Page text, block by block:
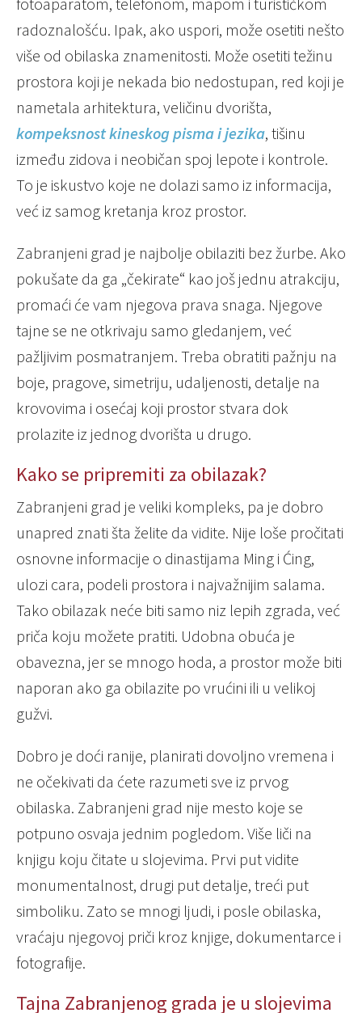
radoznalošću. Ipak, ako uspori, može osetiti nešto
više od obilaska znamenitosti. Može osetiti težinu
prostora koji je nekada bio nedostupan, red koji je
nametala arhitektura, veličinu dvorišta,
kompeksnost kineskog pisma i jezika, tišinu
između zidova i neobičan spoj lepote i kontrole.
To je iskustvo koje ne dolazi samo iz informacija,
već iz samog kretanja kroz prostor.
Zabranjeni grad je najbolje obilaziti bez žurbe. Ako
pokušate da ga „čekirate“ kao još jednu atrakciju,
promaći će vam njegova prava snaga. Njegove
tajne se ne otkrivaju samo gledanjem, već
pažljivim posmatranjem. Treba obratiti pažnju na
boje, pragove, simetriju, udaljenosti, detalje na
krovovima i osećaj koji prostor stvara dok
prolazite iz jednog dvorišta u drugo.
Kako se pripremiti za obilazak?
Zabranjeni grad je veliki kompleks, pa je dobro
unapred znati šta želite da vidite. Nije loše pročitati
osnovne informacije o dinastijama Ming i Ćing,
ulozi cara, podeli prostora i najvažnijim salama.
Tako obilazak neće biti samo niz lepih zgrada, već
priča koju možete pratiti. Udobna obuća je
obavezna, jer se mnogo hoda, a prostor može biti
naporan ako ga obilazite po vrućini ili u velikoj
gužvi.
Dobro je doći ranije, planirati dovoljno vremena i
ne očekivati da ćete razumeti sve iz prvog
obilaska. Zabranjeni grad nije mesto koje se
potpuno osvaja jednim pogledom. Više liči na
knjigu koju čitate u slojevima. Prvi put vidite
monumentalnost, drugi put detalje, treći put
simboliku. Zato se mnogi ljudi, i posle obilaska,
vraćaju njegovoj priči kroz knjige, dokumentarce i
fotografije.
Tajna Zabranjenog grada je u slojevima